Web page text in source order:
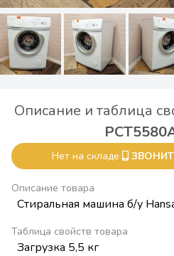
Описание и таблица
Нет на складе
Описание товара
Стиральная машина б/у
Таблица свойств товара
Загрузка 5,5 кг